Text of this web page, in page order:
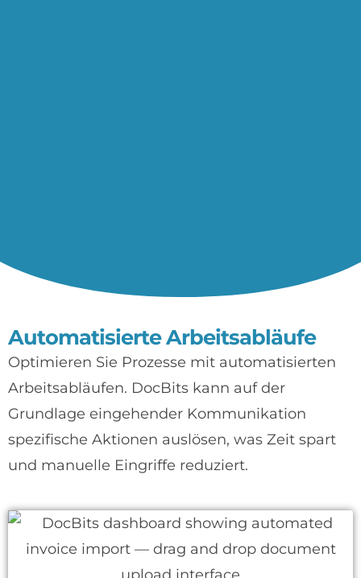
Automatisierte Arbeitsabläufe
Optimieren Sie Prozesse mit automatisierten
Arbeitsabläufen. DocBits kann auf der
Grundlage eingehender Kommunikation
spezifische Aktionen auslösen, was Zeit spart
und manuelle Eingriffe reduziert.